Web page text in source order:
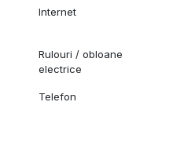
Internet
Rulouri / obloane
electrice
Telefon